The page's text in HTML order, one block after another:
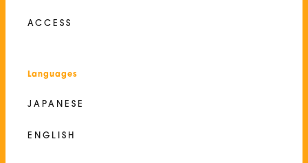
ACCESS
Languages
JAPANESE
ENGLISH